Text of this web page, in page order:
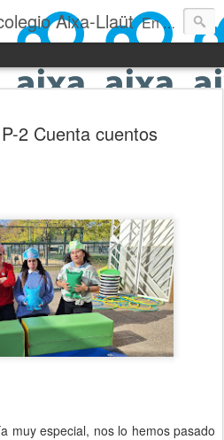
Aixa-Llaüt En nuestro blog verás las actividades del día a día de Infantil, de los alumnos de 0 a 6 años: los talleres, los experimentos, las rutinas, las clases, los patios, etc. ¡Todo aquello que los más pequeños no saben contar!
2 Cuenta cuentos
nos lo hemos pasado